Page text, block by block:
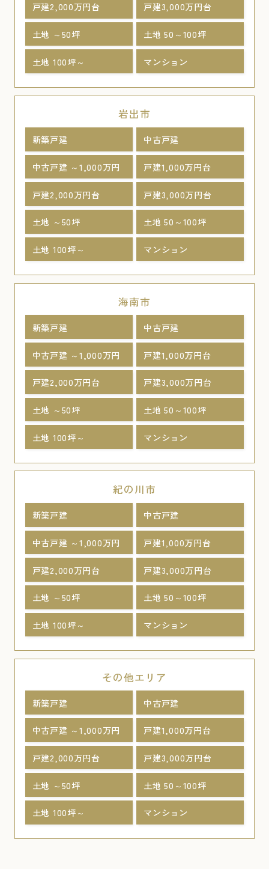
戸建2,000万円台 戸建3,000万円台
土地 ～50坪 土地 50～100坪
土地 100坪～ マンション
岩出市
新築戸建 中古戸建
中古戸建 ～1,000万円 戸建1,000万円台
戸建2,000万円台 戸建3,000万円台
土地 ～50坪 土地 50～100坪
土地 100坪～ マンション
海南市
新築戸建 中古戸建
中古戸建 ～1,000万円 戸建1,000万円台
戸建2,000万円台 戸建3,000万円台
土地 ～50坪 土地 50～100坪
土地 100坪～ マンション
紀の川市
新築戸建 中古戸建
中古戸建 ～1,000万円 戸建1,000万円台
戸建2,000万円台 戸建3,000万円台
土地 ～50坪 土地 50～100坪
土地 100坪～ マンション
その他エリア
新築戸建 中古戸建
中古戸建 ～1,000万円 戸建1,000万円台
戸建2,000万円台 戸建3,000万円台
土地 ～50坪 土地 50～100坪
土地 100坪～ マンション